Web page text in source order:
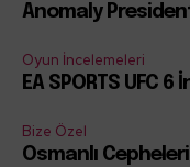
Anomaly
Oyun İncelemeleri
EA SPORTS UFC 6
Bize Özel
Osmanlı